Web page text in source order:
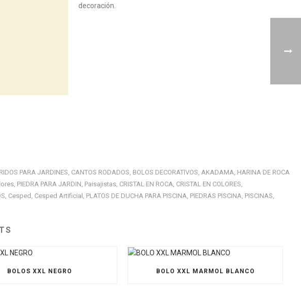
decoración.
PARA JARDINES, CANTOS RODADOS, BOLOS DECORATIVOS, AKADAMA, HARINA DE ROCA
, PIEDRA PARA JARDIN, Paisajistas, CRISTAL EN ROCA, CRISTAL EN COLORES,
, Cesped , Cesped Artificial , PLATOS DE DUCHA PARA PISCINA, PIEDRAS PISCINA, PISCINAS,
BOLOS XXL NEGRO BOLO XXL MARMOL BLANCO